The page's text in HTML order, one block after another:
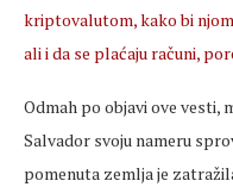
kriptovalutom, kako bi
ali i da se plaćaju računi,
Odmah po objavi ove vesti,
Salvador svoju nameru
pomenuta zemlja je